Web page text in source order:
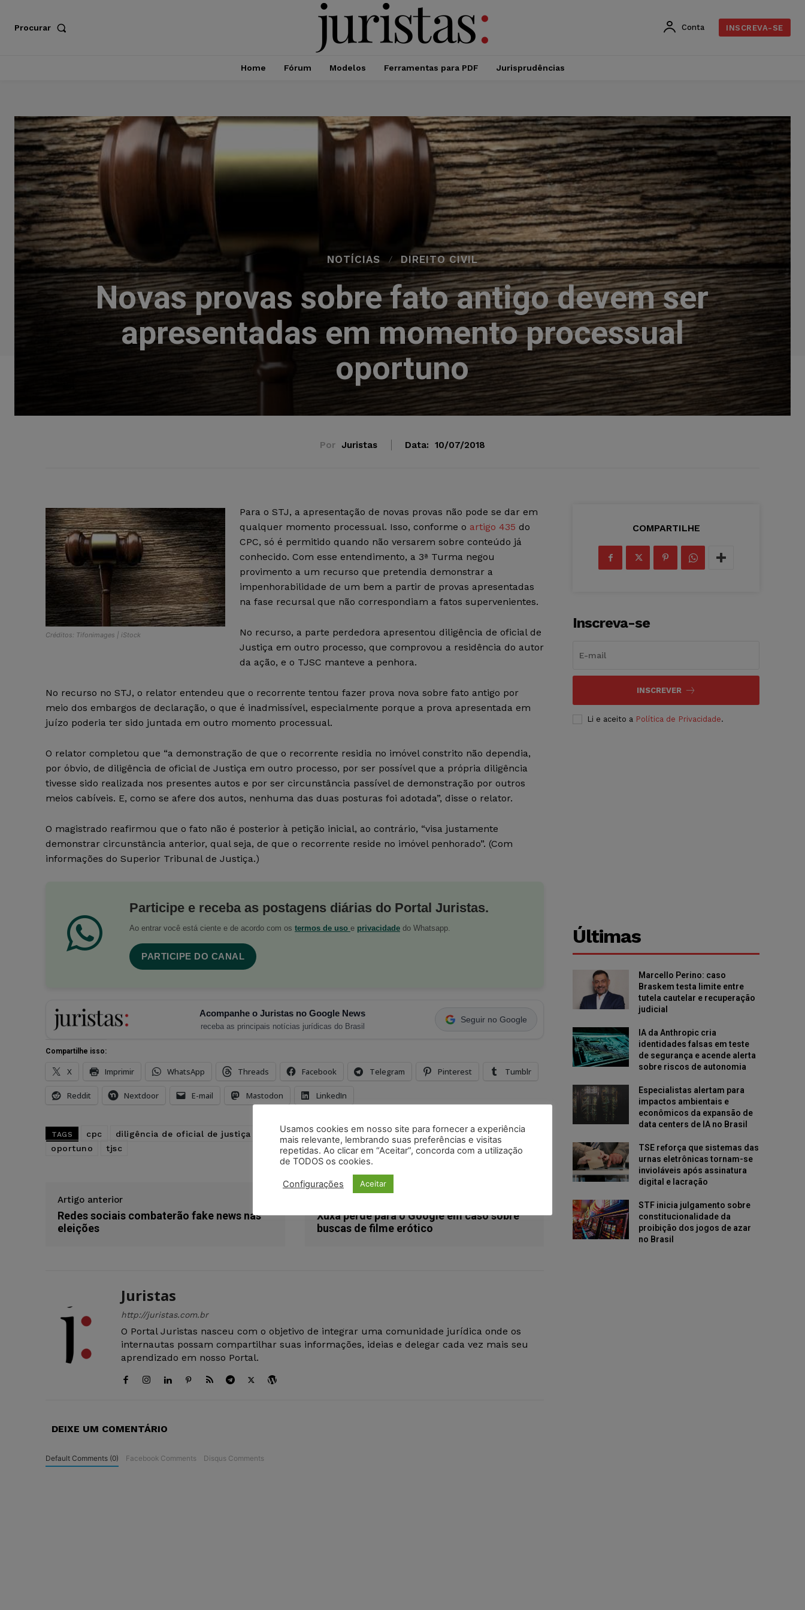
Procurar Conta INSCREVA-SE
Home Fórum Modelos Ferramentas para PDF Jurisprudências
NOTÍCIAS DIREITO CIVIL
Novas provas sobre fato antigo devem ser
apresentadas em momento processual
oportuno
Por Juristas Data: 10/07/2018
Créditos: Tifonimages | iStock
Para o STJ, a apresentação de novas provas não pode se dar em
qualquer momento processual. Isso, conforme o artigo 435 do
CPC, só é permitido quando não versarem sobre conteúdo já
conhecido. Com esse entendimento, a 3ª Turma negou
provimento a um recurso que pretendia demonstrar a
impenhorabilidade de um bem a partir de provas apresentadas
na fase recursal que não correspondiam a fatos supervenientes.
No recurso, a parte perdedora apresentou diligência de oficial de
Justiça em outro processo, que comprovou a residência do autor
da ação, e o TJSC manteve a penhora.
No recurso no STJ, o relator entendeu que o recorrente tentou fazer prova nova sobre fato antigo por
meio dos embargos de declaração, o que é inadmissível, especialmente porque a prova apresentada em
juízo poderia ter sido juntada em outro momento processual.
O relator completou que “a demonstração de que o recorrente residia no imóvel constrito não dependia,
por óbvio, de diligência de oficial de Justiça em outro processo, por ser possível que a própria diligência
tivesse sido realizada nos presentes autos e por ser circunstância passível de demonstração por outros
meios cabíveis. E, como se afere dos autos, nenhuma das duas posturas foi adotada”, disse o relator.
O magistrado reafirmou que o fato não é posterior à petição inicial, ao contrário, “visa justamente
demonstrar circunstância anterior, qual seja, de que o recorrente reside no imóvel penhorado”. (Com
informações do Superior Tribunal de Justiça.)
Participe e receba as postagens diárias do Portal Juristas.
Ao entrar você está ciente e de acordo com os termos de uso e privacidade do Whatsapp.
PARTICIPE DO CANAL
Acompanhe o Juristas no Google News
receba as principais notícias jurídicas do Brasil
Seguir no Google
Compartilhe isso:
X Imprimir WhatsApp Threads Facebook Telegram Pinterest Tumblr
Reddit Nextdoor E-mail Mastodon LinkedIn
TAGS cpc diligência de oficial de justiça fato antigo momento processual
novas provas
oportuno
tjsc
Artigo anterior
Redes sociais combaterão fake news nas
eleições
Xuxa perde para o Google em caso sobre
buscas de filme erótico
Juristas
http://juristas.com.br
O Portal Juristas nasceu com o objetivo de integrar uma comunidade jurídica onde os
internautas possam compartilhar suas informações, ideias e delegar cada vez mais seu
aprendizado em nosso Portal.
DEIXE UM COMENTÁRIO
Default Comments (0) Facebook Comments Disqus Comments
COMPARTILHE
Inscreva-se
INSCREVER
Li e aceito a Política de Privacidade.
Últimas
Marcello Perino: caso
Braskem testa limite entre
tutela cautelar e recuperação
judicial
IA da Anthropic cria
identidades falsas em teste
de segurança e acende alerta
sobre riscos de autonomia
Especialistas alertam para
impactos ambientais e
econômicos da expansão de
data centers de IA no Brasil
TSE reforça que sistemas das
urnas eletrônicas tornam-se
invioláveis após assinatura
digital e lacração
STF inicia julgamento sobre
constitucionalidade da
proibição dos jogos de azar
no Brasil
Usamos cookies em nosso site para fornecer a experiência
mais relevante, lembrando suas preferências e visitas
repetidas. Ao clicar em “Aceitar”, concorda com a utilização
de TODOS os cookies.
Configurações Aceitar